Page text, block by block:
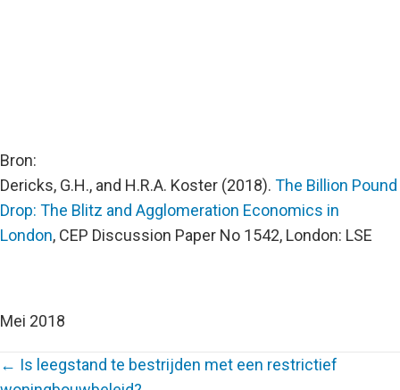
Bron:
Dericks, G.H., and H.R.A. Koster (2018). The Billion Pound
Drop: The Blitz and Agglomeration Economics in
London, CEP Discussion Paper No 1542, London: LSE
Mei 2018
← Is leegstand te bestrijden met een restrictief